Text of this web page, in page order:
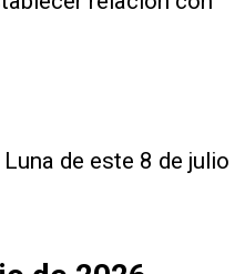
de este 8 de julio